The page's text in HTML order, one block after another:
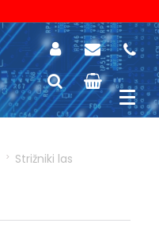
Strižniki las